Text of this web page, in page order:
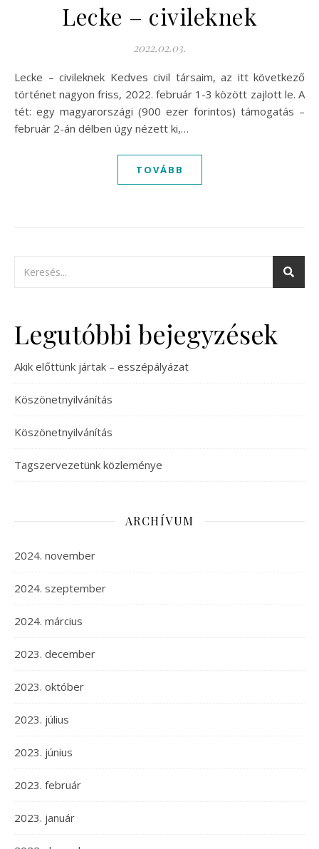
Lecke – civileknek
2022.02.03.
Lecke – civileknek Kedves civil társaim, az itt következő
történet nagyon friss, 2022. február 1-3 között zajlott le. A
tét: egy magyarországi (900 ezer forintos) támogatás –
február 2-án délben úgy nézett ki,…
TOVÁBB
Legutóbbi bejegyzések
Akik előttünk jártak – esszépályázat
Köszönetnyilvánítás
Köszönetnyilvánítás
Tagszervezetünk közleménye
ARCHÍVUM
2024. november
2024. szeptember
2024. március
2023. december
2023. október
2023. július
2023. június
2023. február
2023. január